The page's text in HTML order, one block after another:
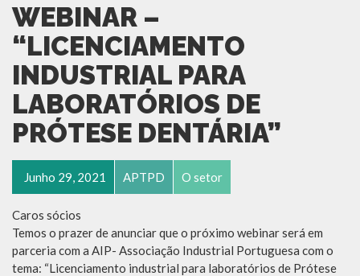
WEBINAR –
“LICENCIAMENTO
INDUSTRIAL PARA
LABORATÓRIOS DE
PRÓTESE DENTÁRIA”
Junho 29, 2021 APTPD O setor
Caros sócios
Temos o prazer de anunciar que o próximo webinar será em
parceria com a AIP- Associação Industrial Portuguesa com o
tema: “Licenciamento industrial para laboratórios de Prótese